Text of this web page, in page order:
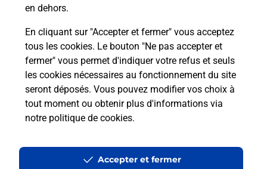
en dehors.
En cliquant sur "Accepter et fermer" vous acceptez
tous les cookies. Le bouton "Ne pas accepter et
fermer" vous permet d'indiquer votre refus et seuls
les cookies nécessaires au fonctionnement du site
seront déposés. Vous pouvez modifier vos choix à
tout moment ou obtenir plus d'informations via
notre politique de cookies.
Accepter et fermer
Haute-Savoie
Accessibilité : partiellement conforme